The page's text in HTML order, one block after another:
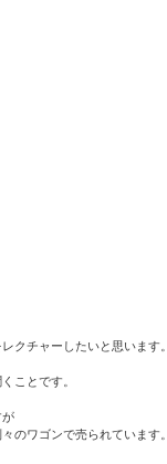
クチャーしたいと思います。
ことです。
が
のワゴンで売られています。